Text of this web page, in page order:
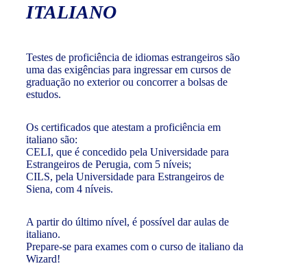
ITALIANO
Testes de proficiência de idiomas estrangeiros são
uma das exigências para ingressar em cursos de
graduação no exterior ou concorrer a bolsas de
estudos.
Os certificados que atestam a proficiência em
italiano são:
CELI, que é concedido pela Universidade para
Estrangeiros de Perugia, com 5 níveis;
CILS, pela Universidade para Estrangeiros de
Siena, com 4 níveis.
A partir do último nível, é possível dar aulas de
italiano.
Prepare-se para exames com o curso de italiano da
Wizard!